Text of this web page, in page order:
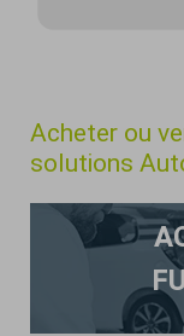
Acheter ou
solutions